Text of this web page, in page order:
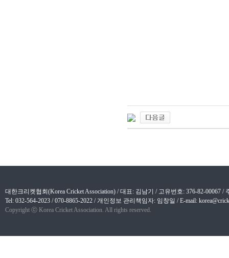
대한크리켓협회(Korea Cricket Association) / 대표: 김남기 / 고유번호: 376-82-00067
Tel: 032-564-2023 / 070-8865-2022 / 개인정보 관리책임자: 임창일 / E-mail:
Copyright ⓒ Korea Cricket Association. All rights reserved.